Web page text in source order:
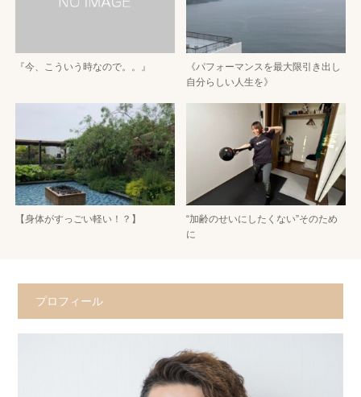
『今、こういう時なので。。』
《パフォーマンスを最大限引き出し
自分らしい人生を》
【身体がすっごい軽い！？】
“加齢のせいにしたくない”そのため
に
プロフィール